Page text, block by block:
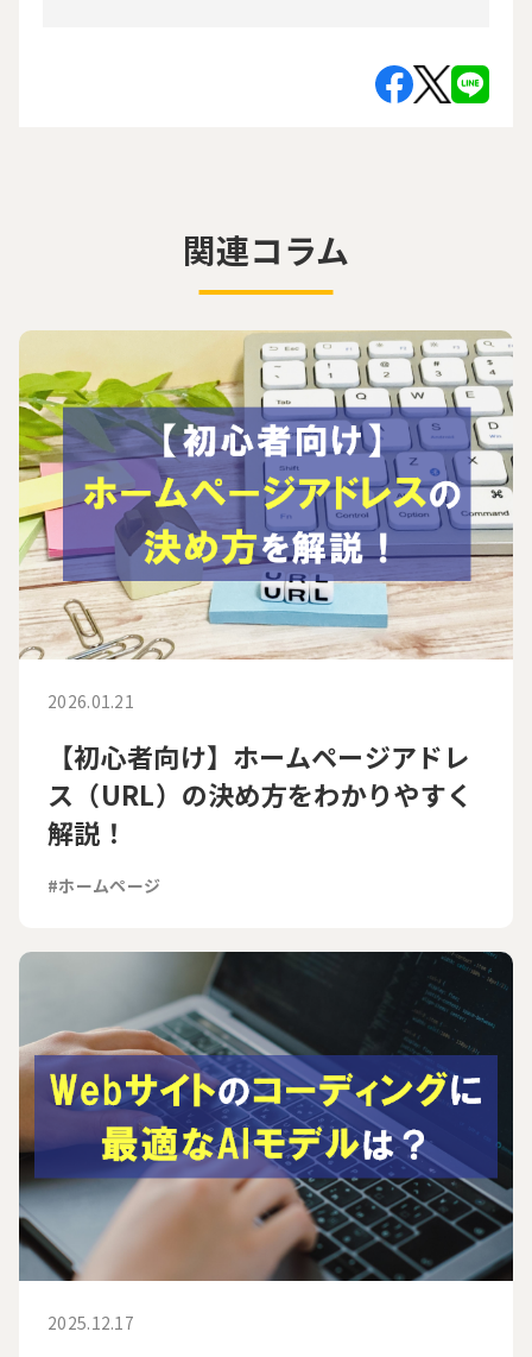
関連コラム
2026.01.21
【初心者向け】ホームページアドレ
ス（URL）の決め方をわかりやすく
解説！
#ホームページ
2025.12.17